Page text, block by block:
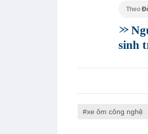
Theo
sinh
xe ôm công nghệ